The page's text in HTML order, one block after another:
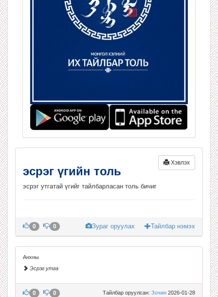
Хэвлэх
эсрэг үгийн толь
эсрэг утгатай үгийг тайлбарласан толь бичиг
Зураг оруулах Тайлбар нэмэх
0 0
Анхны
Эсрэг утга
Тайлбар оруулсан: Зочин 2026-01-28
0 0